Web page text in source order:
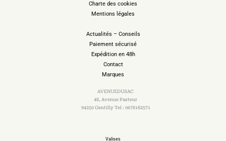
Charte des cookies
Mentions légales
Actualités – Conseils
Paiement sécurisé
Expédition en 48h
Contact
Marques
AVENUEDUSAC
48, Avenue Pasteur
94250 Gentilly Tel : 0678182571
Valises